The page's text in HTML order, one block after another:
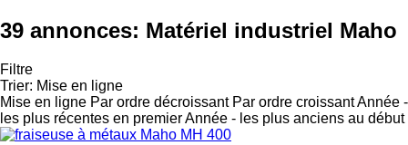
39 annonces: Matériel industriel Maho
Filtre
Trier: Mise en ligne
Mise en ligne Par ordre décroissant Par ordre croissantAnnée -
les plus récentes en premierAnnée - les plus anciens au début